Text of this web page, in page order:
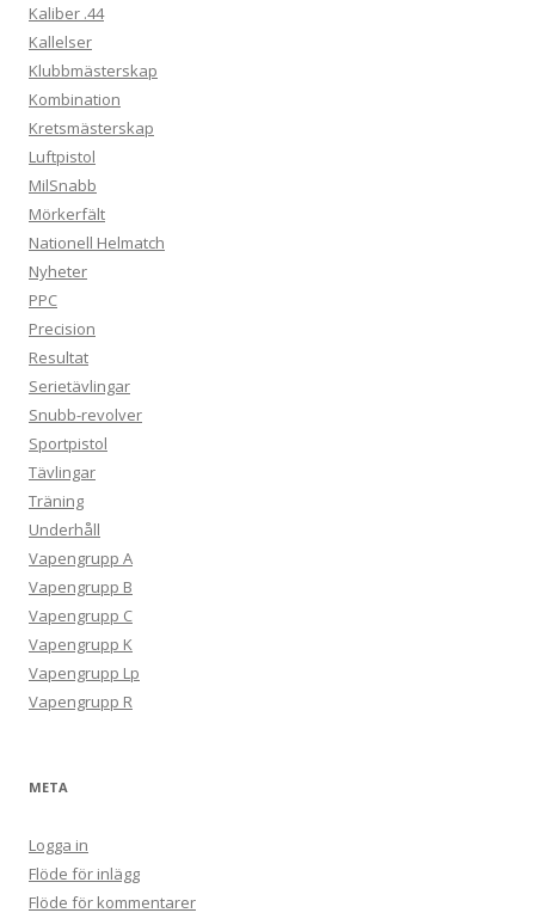
Kaliber .44
Kallelser
Klubbmästerskap
Kombination
Kretsmästerskap
Luftpistol
MilSnabb
Mörkerfält
Nationell Helmatch
Nyheter
PPC
Precision
Resultat
Serietävlingar
Snubb-revolver
Sportpistol
Tävlingar
Träning
Underhåll
Vapengrupp A
Vapengrupp B
Vapengrupp C
Vapengrupp K
Vapengrupp Lp
Vapengrupp R
META
Logga in
Flöde för inlägg
Flöde för kommentarer